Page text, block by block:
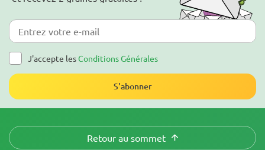
J'accepte lesConditions Générales
S'abonner
Retour au sommet